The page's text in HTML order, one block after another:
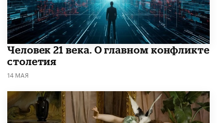
​Человек 21 века. О главном конфликте
столетия
14 МАЯ